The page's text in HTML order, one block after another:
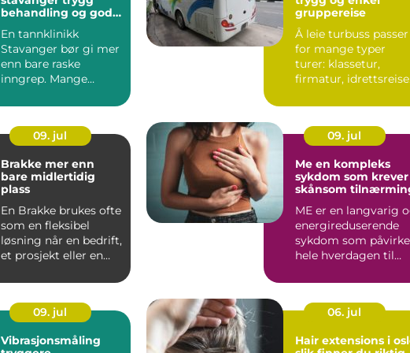
behandling og gode
En tannklinikk
Stavanger bør gi mer
enn bare raske
inngrep. Mange
kombinasjon av
faglig dy...
gruppereise
Å leie turbuss passer
for mange typer
turer: klassetur,
firmatur,
09. jul
Brakke mer enn
bare midlertidig
plass
En Brakke brukes ofte
som en fleksibel
løsning når en bedrift,
et prosjekt eller en
09. jul
Me en kompleks
sykdom som krever
skånsom
ME er en langvarig
energireduserende
sykdom som
hele hverdagen til
Mange...
09. jul
Vibrasjonsmåling
06. jul
Hair extensions i